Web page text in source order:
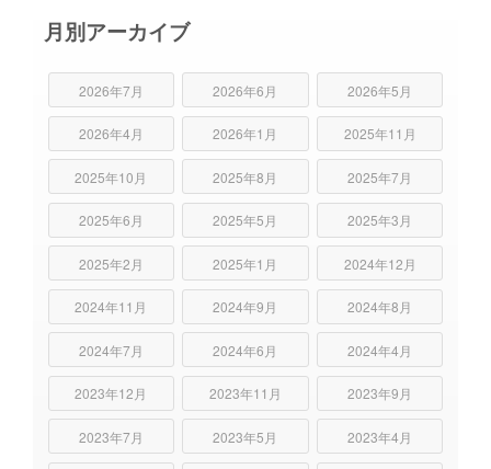
月別アーカイブ
2026年7月 2026年6月 2026年5月
2026年4月 2026年1月 2025年11月
2025年10月 2025年8月 2025年7月
2025年6月 2025年5月 2025年3月
2025年2月 2025年1月 2024年12月
2024年11月 2024年9月 2024年8月
2024年7月 2024年6月 2024年4月
2023年12月 2023年11月 2023年9月
2023年7月 2023年5月 2023年4月